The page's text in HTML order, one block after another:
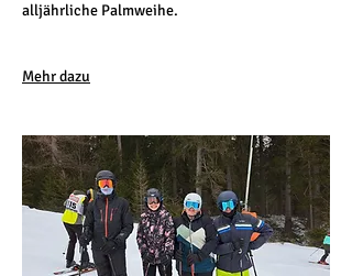
alljährliche Palmweihe.
Mehr dazu